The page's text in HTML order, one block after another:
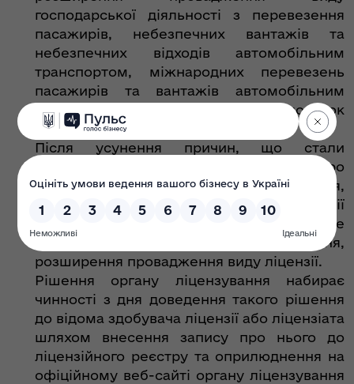
господарської діяльності з перевезення
пасажирів, небезпечних вантажів та
небезпечних відходів автомобільним
транспортом, міжнародних перевезень
пасажирів та вантажів автомобільним
транспортом, згідно з переліком (додаток
2).
Після усунення причин, що стали
підставою для прийняття рішення про
залишення заяви про отримання,
розширення провадження виду ліцензії
без розгляду, здобувач ліцензії може
повторно подати заяву про отримання,
розширення провадження виду ліцензії.
Рішення органу ліцензування набирає
чинності з дня доведення такого рішення
до відома здобувача ліцензії або ліцензіата
шляхом внесення запису про нього до
ліцензійного реєстру та оприлюднення на
офіційному веб-сайті органу ліцензування